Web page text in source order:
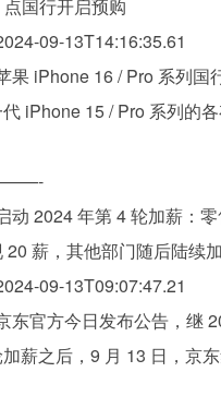
国行开启预购
09-13T14:16:35.61
果 iPhone 16 / Pro 系列国
iPhone 15 / Pro 系列的
动 2024 年第 4 轮加薪：
20 薪，其他部门随后陆续
09-13T09:07:47.21
东官方今日发布公告，继
薪之后，9 月 13 日，京